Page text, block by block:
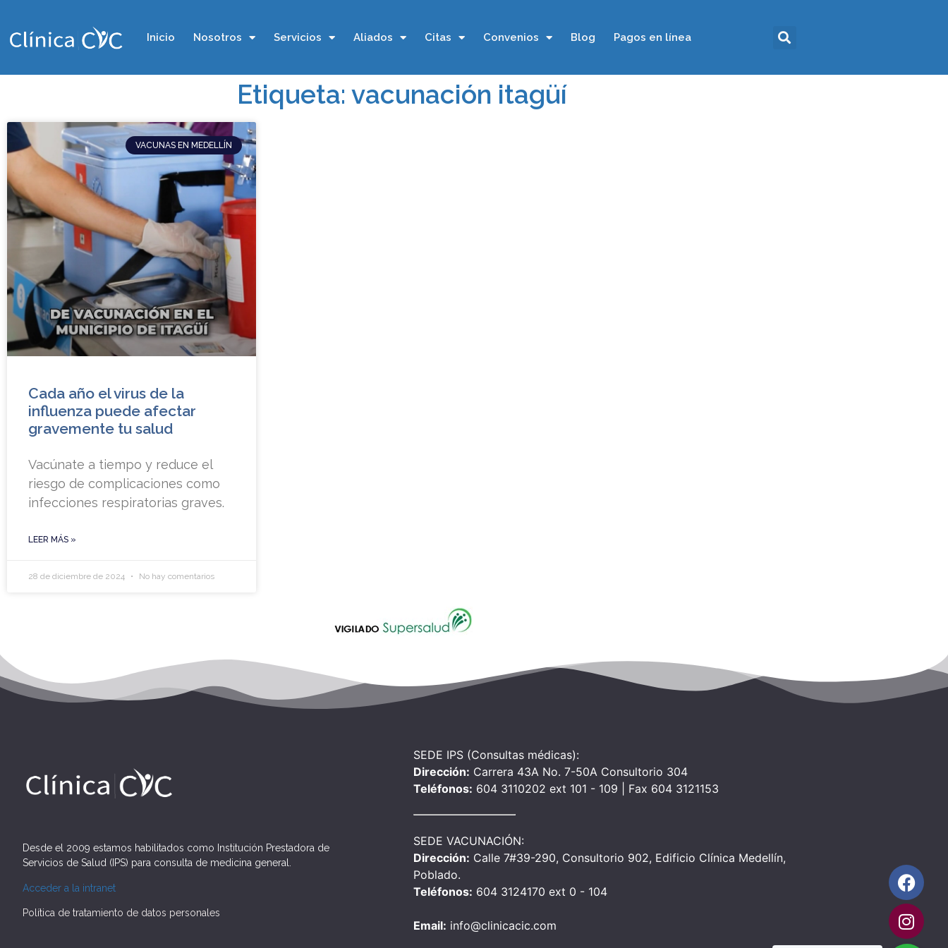
Inicio Nosotros Servicios Aliados Citas Convenios Blog Pagos en línea
Etiqueta: vacunación itagüí
VACUNAS EN MEDELLÍN
Cada año el virus de la
influenza puede afectar
gravemente tu salud
Vacúnate a tiempo y reduce el
riesgo de complicaciones como
infecciones respiratorias graves.
LEER MÁS »
28 de diciembre de 2024 No hay comentarios
Desde el 2009 estamos habilitados como Institución Prestadora de
Servicios de Salud (IPS) para consulta de medicina general.
Acceder a la intranet
Política de tratamiento de datos personales
SEDE IPS (Consultas médicas):
Dirección: Carrera 43A No. 7-50A Consultorio 304
Teléfonos: 604 3110202 ext 101 - 109 | Fax 604 3121153
SEDE VACUNACIÓN:
Dirección: Calle 7#39-290, Consultorio 902, Edificio Clínica Medellín,
Poblado.
Teléfonos: 604 3124170 ext 0 - 104
Email: info@clinicacic.com